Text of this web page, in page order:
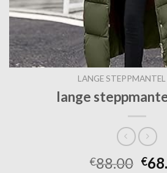
LANGE
lange
€88.00 €